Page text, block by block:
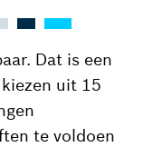
Dat is een
uit 15
te voldoen